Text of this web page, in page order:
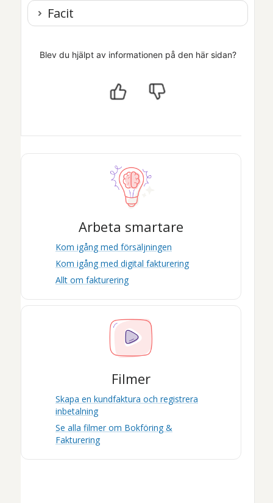
Facit
Blev du hjälpt av informationen på den här sidan?
Arbeta smartare
Kom igång med försäljningen
Kom igång med digital fakturering
Allt om fakturering
Filmer
Skapa en kundfaktura och registrera
inbetalning
Se alla filmer om Bokföring &
Fakturering